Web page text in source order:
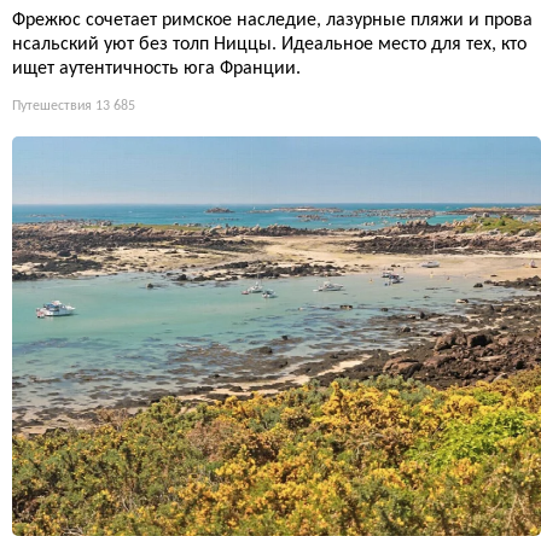
Фрежюс сочетает римское наследие, лазурные пляжи и прова
нсальский уют без толп Ниццы. Идеальное место для тех, кто
ищет аутентичность юга Франции.
Путешествия 13 685